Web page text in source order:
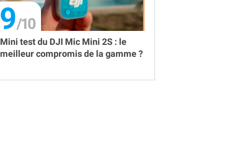
9
Mini test du DJI Mic Mini 2S : le
meilleur compromis de la gamme ?